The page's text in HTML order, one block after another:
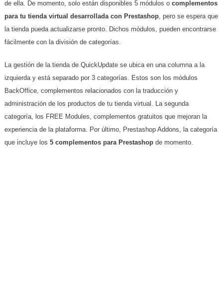
de ella. De momento, solo están disponibles 5 módulos o complementos
para tu tienda virtual desarrollada con Prestashop, pero se espera que
la tienda pueda actualizarse pronto. Dichos módulos, pueden encontrarse
fácilmente con la división de categorías.
La gestión de la tienda de QuickUpdate se ubica en una columna a la
izquierda y está separado por 3 categorías. Estos son los módulos
BackOffice, complementos relacionados con la traducción y
administración de los productos de tu tienda virtual. La segunda
categoría, los FREE Modules, complementos gratuitos que mejoran la
experiencia de la plataforma. Por último, Prestashop Addons, la categoría
que incluye los 5 complementos para Prestashop de momento.